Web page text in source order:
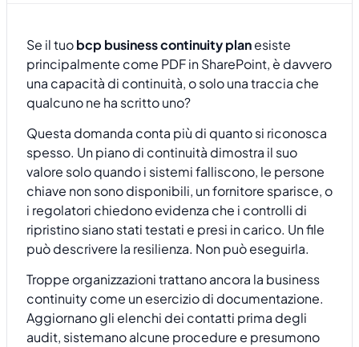
Se il tuobcp business continuity planesiste
principalmente come PDF in SharePoint, è davvero
una capacità di continuità, o solo una traccia che
qualcuno ne ha scritto uno?
Questa domanda conta più di quanto si riconosca
spesso. Un piano di continuità dimostra il suo
valore solo quando i sistemi falliscono, le persone
chiave non sono disponibili, un fornitore sparisce, o
i regolatori chiedono evidenza che i controlli di
ripristino siano stati testati e presi in carico. Un file
può descrivere la resilienza. Non può eseguirla.
Troppe organizzazioni trattano ancora la business
continuity come un esercizio di documentazione.
Aggiornano gli elenchi dei contatti prima degli
audit, sistemano alcune procedure e presumono